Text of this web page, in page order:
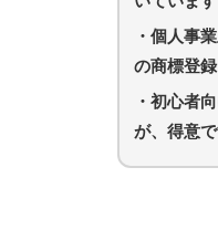
・ 個人事
の商標登
・初心者
が、得意